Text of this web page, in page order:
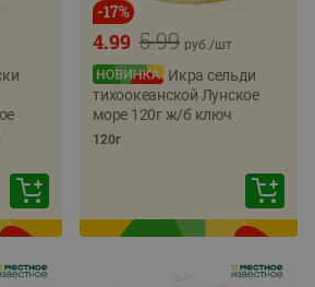
-17%
5.99
4.99 руб./шт
Икра сельди
тихоокеанской Лунское
море 120г ж/б ключ
120г